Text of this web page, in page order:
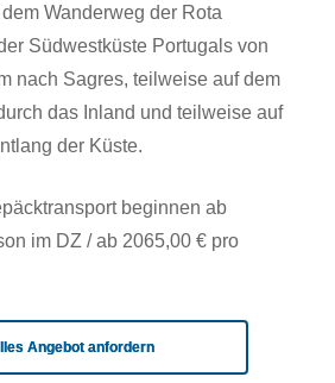
Wanderweg der Rota
Südwestküste Portugals von
nach Sagres, teilweise auf dem
das Inland und teilweise auf
der Küste.
beginnen ab
im DZ / ab 2065,00 € pro
Angebot anfordern